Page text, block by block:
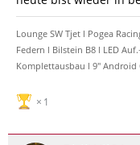
wenn du wüsstest
hab von cd
und das ohne internet
in diesem sinne
Lounge SW Tjet l Pogea
Federn l Bilstein B8 l LED
Komplettausbau l 9" Android
1